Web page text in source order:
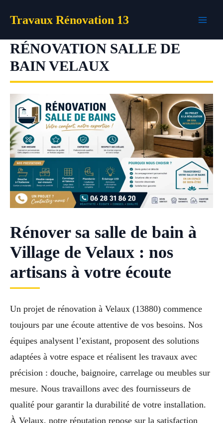
Travaux Rénovation 13
RÉNOVATION SALLE DE
BAIN VELAUX
Rénover sa salle de bain à
Village de Velaux : nos
artisans à votre écoute
Un projet de rénovation à Velaux (13880) commence
toujours par une écoute attentive de vos besoins. Nos
équipes analysent l’existant, proposent des solutions
adaptées à votre espace et réalisent les travaux avec
précision : douche, baignoire, carrelage ou meubles sur
mesure. Nous travaillons avec des fournisseurs de
qualité pour garantir la durabilité de votre installation.
À Velaux, notre réputation repose sur la satisfaction